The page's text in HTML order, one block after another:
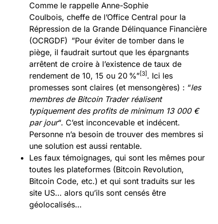
Comme le rappelle Anne-Sophie
Coulbois, cheffe de l’Office Central pour la
Répression de la Grande Délinquance Financière
(OCRGDF) ”Pour éviter de tomber dans le
piège, il faudrait surtout que les épargnants
arrêtent de croire à l’existence de taux de
rendement de 10, 15 ou 20 %”[3] . Ici les
promesses sont claires (et mensongères) : “les
membres de Bitcoin Trader réalisent
typiquement des profits de minimum 13 000 €
par jour“. C’est inconcevable et indécent.
Personne n’a besoin de trouver des membres si
une solution est aussi rentable.
Les faux témoignages, qui sont les mêmes pour
toutes les plateformes (Bitcoin Revolution,
Bitcoin Code, etc.) et qui sont traduits sur les
site US… alors qu’ils sont censés être
géolocalisés…